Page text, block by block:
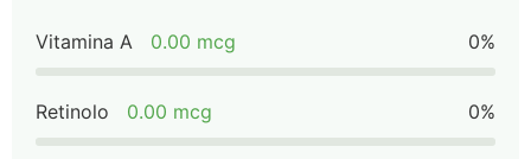
Vitamina A 0.00 mcg 0%
Retinolo 0.00 mcg 0%